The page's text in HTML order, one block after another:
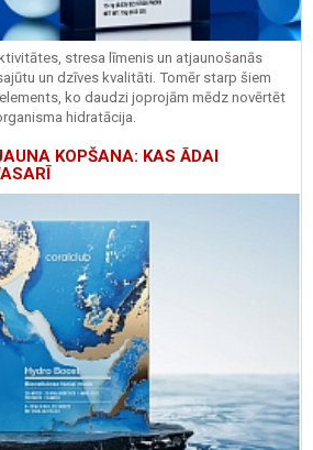
stresa līmenis un atjaunošanās
un dzīves kvalitāti. Tomēr starp šiem
ko daudzi joprojām mēdz novērtēt
hidratācija.
KOPŠANA: KAS ĀDAI